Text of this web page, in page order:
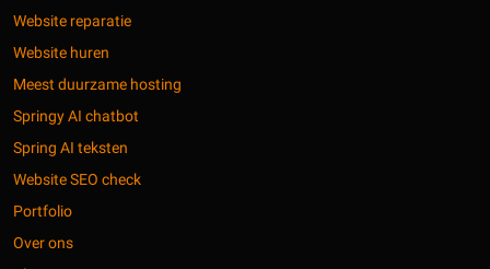
Website reparatie
Website huren
Meest duurzame hosting
Springy AI chatbot
Spring AI teksten
Website SEO check
Portfolio
Over ons